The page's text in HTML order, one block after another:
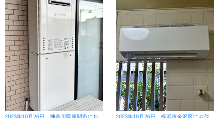
2023年10月26日、神奈川県座間市にお
2023年10月26日、横浜市金沢区にお住